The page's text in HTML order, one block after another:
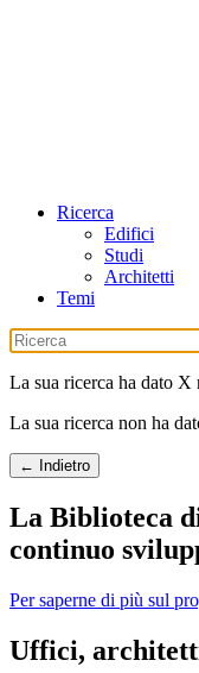
Ricerca
Edifici
Studi
Architetti
Temi
La sua ricerca ha dato X
La sua ricerca non ha
← Indietro
La Biblioteca
continuo
Per saperne di più sul
Uffici,